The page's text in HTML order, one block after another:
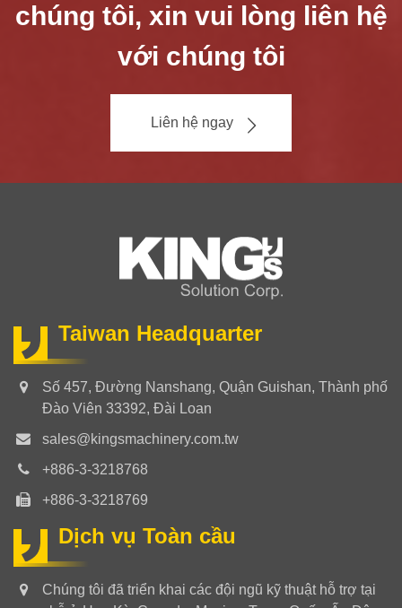
chúng tôi, xin vui lòng liên hệ
với chúng tôi
Liên hệ ngay
Taiwan Headquarter
Số 457, Đường Nanshang, Quận Guishan, Thành phố
Đào Viên 33392, Đài Loan
sales@kingsmachinery.com.tw
+886-3-3218768
+886-3-3218769
Dịch vụ Toàn cầu
Chúng tôi đã triển khai các đội ngũ kỹ thuật hỗ trợ tại